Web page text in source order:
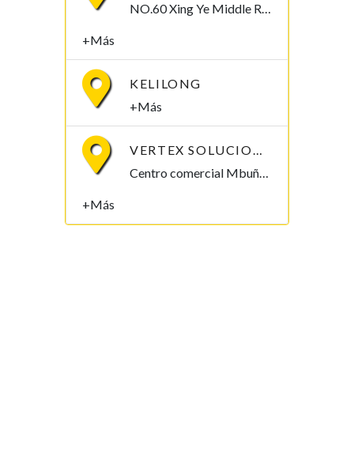
NO.60 Xing Ye Middle Road Fuan Fujian China , 355019,
+Más
KELILONG
+Más
VERTEX SOLUCIONES S.L.
Centro comercial Mbuña Bocamba, primera planta. Bata, Litoral , Guinea Ecuatorial
+Más